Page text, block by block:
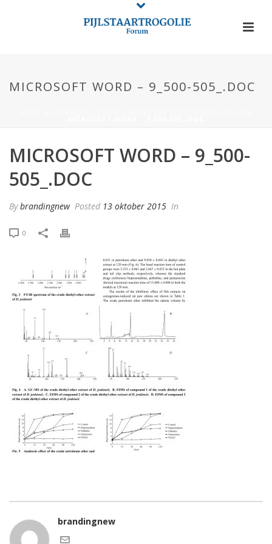
MICROSOFT WORD – 9_500-505_.DOC
MICROSOFT WORD – 9_500-
505_.DOC
Bybrandingnew Posted 13 oktober 2015 In
0
brandingnew